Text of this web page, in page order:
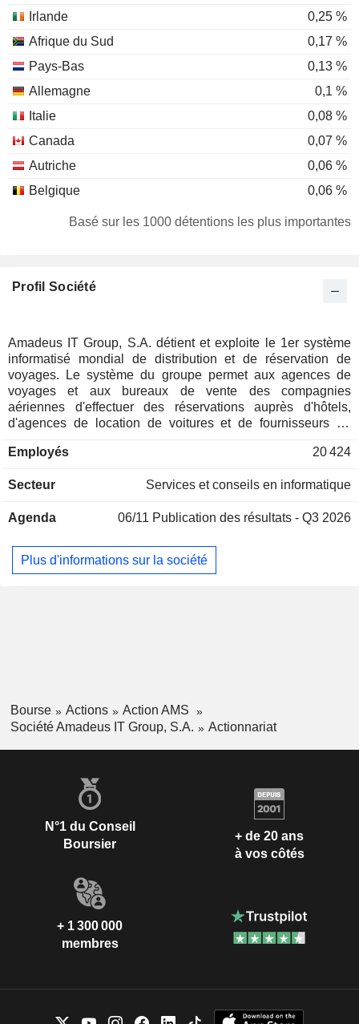
Irlande
0,25 %
Afrique du Sud
0,17 %
Pays-Bas
0,13 %
Allemagne
0,1 %
Italie
0,08 %
Canada
0,07 %
Autriche
0,06 %
Belgique
0,06 %
Norvège
0,05 %
Nouvelle-Zélande
0,03 %
Etats-Unis
0,02 %
Australie
0,02 %
Japon
0,02 %
Personnes physiques
0,02 %
Liechtenstein
0,01 %
Basé sur les 1000 détentions les plus importantes
Profil Société
Amadeus IT Group, S.A. détient et exploite le 1er système
informatisé mondial de distribution et de réservation de
voyages. Le système du groupe permet aux agences de
voyages et aux bureaux de vente des compagnies
aériennes d'effectuer des réservations auprès d'hôtels,
d'agences de location de voitures et de fournisseurs de
opérateurs, compagnies de croisières). Le groupe
services informatiques et de commercialisation de logiciels
répartition géographique du CA est la suivante : Europe-
Pacifique (23,1%).
Employés 20 424
Secteur Services et conseils en informatique
Agenda 06/11 Publication des résultats - Q3 2026
Plus d'informations sur la société
Bourse Actions
Action AMS
Société Amadeus IT Group, S.A.
Actionnariat
N°1 du Conseil
Boursier
+ de 20 ans
à vos côtés
+ 1 300 000
membres